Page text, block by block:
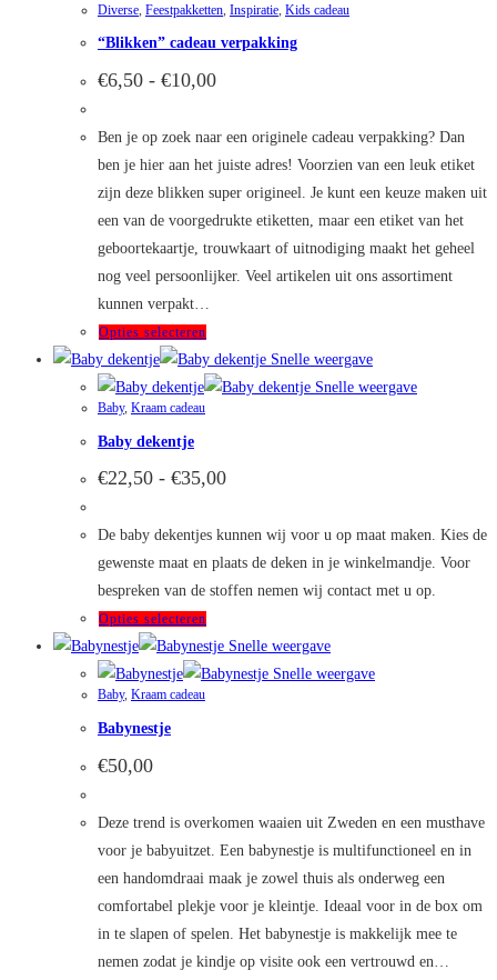
Diverse, Feestpakketten, Inspiratie, Kids cadeau
“Blikken” cadeau verpakking
€6,50 - €10,00Prijsklasse:
€10,00
Ben je op zoek naar een originele cadeau verpakking? Dan
ben je hier aan het juiste adres! Voorzien van een leuk etiket
zijn deze blikken super origineel. Je kunt een keuze maken uit
een van de voorgedrukte etiketten, maar een etiket van het
geboortekaartje, trouwkaart of uitnodiging maakt het geheel
nog veel persoonlijker. Veel artikelen uit ons assortiment
kunnen verpakt…
Opties selecteren
product
heeft
Deze
kan
gekozen
worden
de
productpagina
Snelle weergave
Snelle weergave
Baby, Kraam cadeau
Baby dekentje
€22,50 - €35,00Prijsklasse:
€35,00
De baby dekentjes kunnen wij voor u op maat maken. Kies de
gewenste maat en plaats de deken in je winkelmandje. Voor
bespreken van de stoffen nemen wij contact met u op.
Opties selecteren
product
heeft
Snelle weergave
Snelle weergave
Baby, Kraam cadeau
Babynestje
€50,00
Deze trend is overkomen waaien uit Zweden en een musthave
voor je babyuitzet. Een babynestje is multifunctioneel en in
een handomdraai maak je zowel thuis als onderweg een
comfortabel plekje voor je kleintje. Ideaal voor in de box om
in te slapen of spelen. Het babynestje is makkelijk mee te
nemen zodat je kindje op visite ook een vertrouwd en…